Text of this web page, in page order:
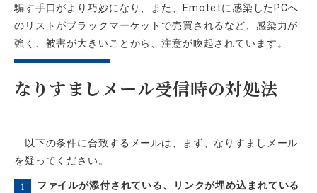
騙す手口がより巧妙になり、また、Emotetに感染したPCへ
のリストがブラックマーケットで売買されるなど、感染力が
強く、被害が大きいことから、注意が喚起されています。
なりすましメール受信時の対処法
以下の条件に合致するメールは、まず、なりすましメール
を疑ってください。
ファイルが添付されている、リンクが埋め込まれている